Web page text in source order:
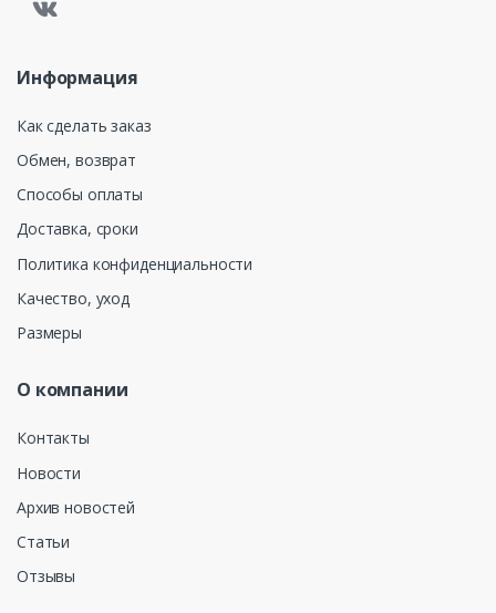
Информация
Как сделать заказ
Обмен, возврат
Способы оплаты
Доставка, сроки
Политика конфиденциальности
Качество, уход
Размеры
О компании
Контакты
Новости
Архив новостей
Статьи
Отзывы